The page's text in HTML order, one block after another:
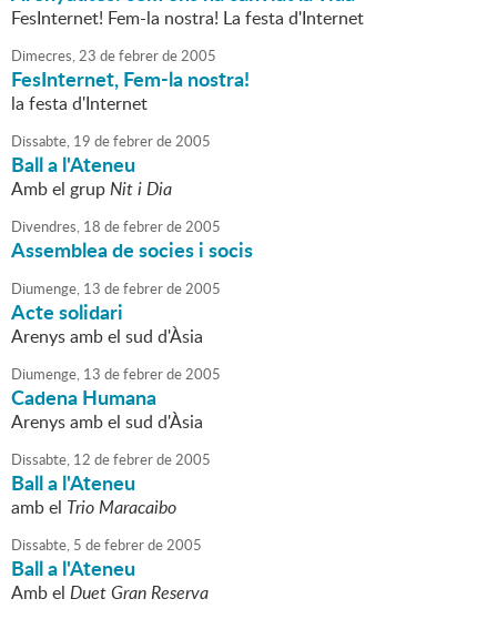
FesInternet! Fem-la nostra! La festa d'Internet
Dimecres,23 defebrerde2005
FesInternet, Fem-la nostra!
la festa d'Internet
Dissabte, 19 defebrerde2005
Ball a l'Ateneu
Amb el grupNit i Dia
Divendres, 18 defebrerde2005
Assemblea de socies i socis
Diumenge, 13 defebrerde2005
Acte solidari
Arenys amb el sud d'Àsia
Diumenge, 13 defebrerde2005
Cadena Humana
Arenys amb el sud d'Àsia
Dissabte, 12 defebrerde2005
Ball a l'Ateneu
amb el Trio Maracaibo
Dissabte, 5 defebrerde2005
Ball a l'Ateneu
Amb el Duet Gran Reserva